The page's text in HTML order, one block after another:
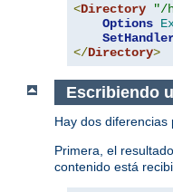
<Directory "/
Options
</Directory>
Escribiendo
Hay dos
Primera, el
contenido está